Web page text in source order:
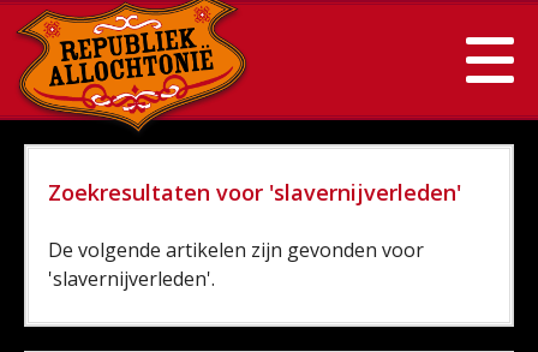
Zoekresultaten voor 'slavernijverleden'
De volgende artikelen zijn gevonden voor
'slavernijverleden'.